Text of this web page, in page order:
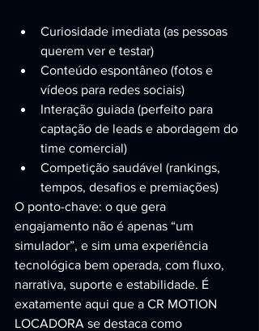
Curiosidade imediata (as pessoas
querem ver e testar)
Conteúdo espontâneo (fotos e
vídeos para redes sociais)
Interação guiada (perfeito para
captação de leads e abordagem do
time comercial)
Competição saudável (rankings,
tempos, desafios e premiações)
O ponto-chave: o que gera
engajamento não é apenas “um
simulador”, e sim uma experiência
tecnológica bem operada, com fluxo,
narrativa, suporte e estabilidade. É
exatamente aqui que a CR MOTION
LOCADORA se destaca como